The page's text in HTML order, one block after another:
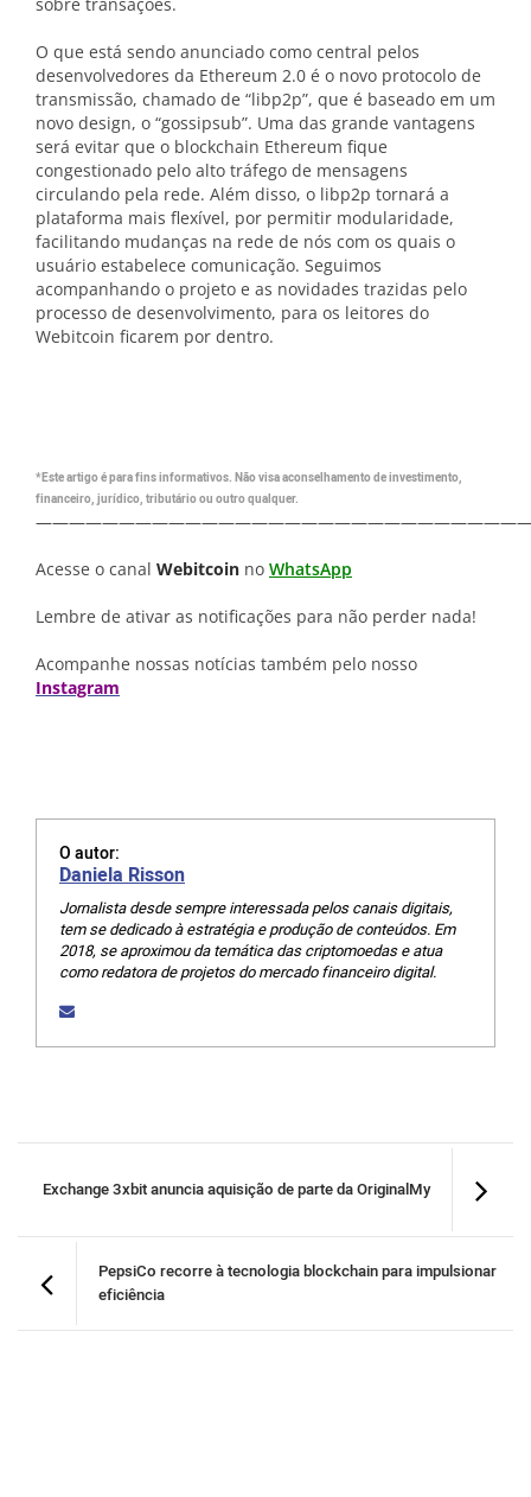
O que está sendo anunciado como central pelos
desenvolvedores da Ethereum 2.0 é o novo protocolo de
transmissão, chamado de “libp2p”, que é baseado em um
novo design, o “gossipsub”. Uma das grande vantagens
será evitar que o blockchain Ethereum fique
congestionado pelo alto tráfego de mensagens
circulando pela rede. Além disso, o libp2p tornará a
plataforma mais flexível, por permitir modularidade,
facilitando mudanças na rede de nós com os quais o
usuário estabelece comunicação. Seguimos
acompanhando o projeto e as novidades trazidas pelo
processo de desenvolvimento, para os leitores do
Webitcoin ficarem por dentro.
*Este artigo é para fins informativos. Não visa aconselhamento de investimento,
financeiro, jurídico, tributário ou outro qualquer.
Acesse o canal Webitcoin no WhatsApp
Lembre de ativar as notificações para não perder nada!
Acompanhe nossas notícias também pelo nosso
Instagram
O autor:
Daniela Risson
Jornalista desde sempre interessada pelos canais digitais,
tem se dedicado à estratégia e produção de conteúdos. Em
2018, se aproximou da temática das criptomoedas e atua
como redatora de projetos do mercado financeiro digital.
Exchange 3xbit anuncia aquisição de parte da OriginalMy
PepsiCo recorre à tecnologia blockchain para impulsionar
eficiência